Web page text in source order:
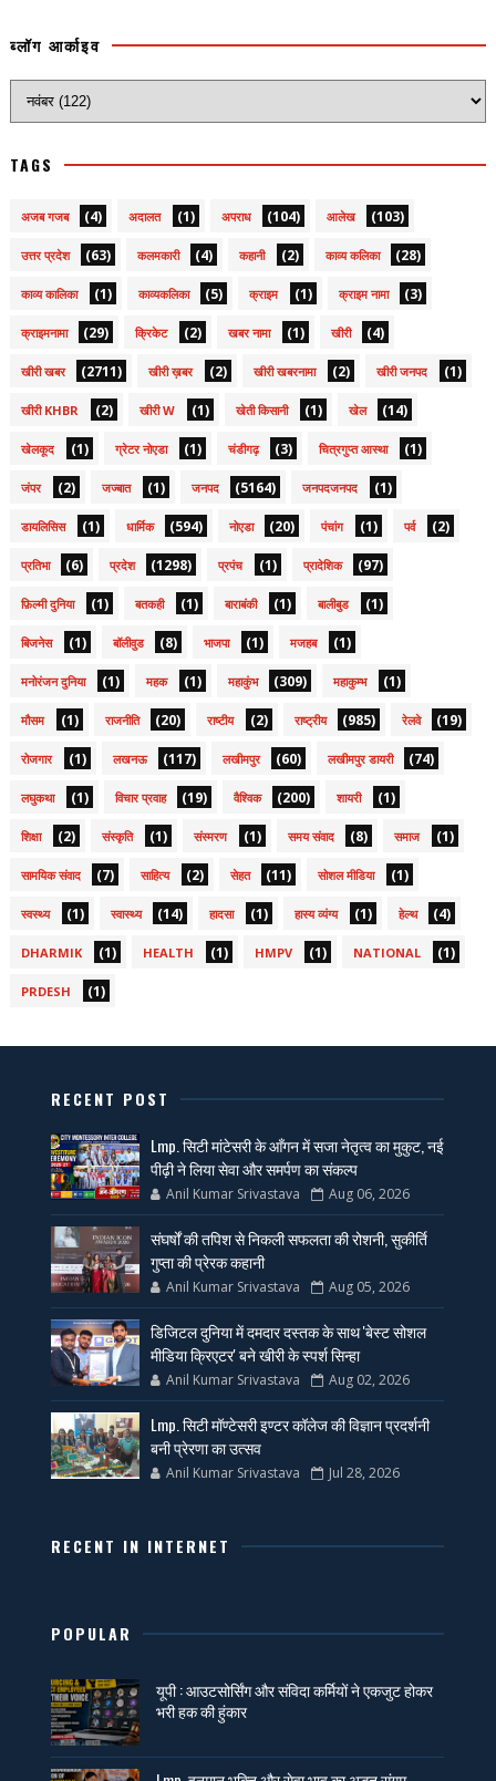
ब्लॉग आर्काइव
TAGS
अजब गजब (4) अदालत (1) अपराध (104) आलेख (103)
उत्तर प्रदेश (63) कलमकारी (4) कहानी (2) काव्य कलिका (28)
काव्य कालिका (1) काव्यकलिका (5) क्राइम (1) क्राइम नामा (3)
क्राइमनामा (29) क्रिकेट (2) खबर नामा (1) खीरी (4)
खीरी खबर (2711) खीरी ख़बर (2) खीरी खबरनामा (2) खीरी जनपद (1)
खीरी KHBR (2) खीरी W (1) खेती किसानी (1) खेल (14)
खेलकूद (1) ग्रेटर नोएडा (1) चंडीगढ़ (3) चित्रगुप्त आस्था (1)
जंपर (2) जज्बात (1) जनपद (5164) जनपदजनपद (1)
डायलिसिस (1) धार्मिक (594) नोएडा (20) पंचांग (1) पर्व (2)
प्रतिभा (6) प्रदेश (1298) प्रपंच (1) प्रादेशिक (97)
फ़िल्मी दुनिया (1) बतकही (1) बाराबंकी (1) बालीबुड (1)
बिजनेस (1) बॉलीवुड (8) भाजपा (1) मजहब (1)
मनोरंजन दुनिया (1) महक (1) महाकुंभ (309) महाकुम्भ (1)
मौसम (1) राजनीति (20) राष्टीय (2) राष्ट्रीय (985) रेलवे (19)
रोजगार (1) लखनऊ (117) लखीमपुर (60) लखीमपुर डायरी (74)
लघुकथा (1) विचार प्रवाह (19) वैश्विक (200) शायरी (1)
शिक्षा (2) संस्कृति (1) संस्मरण (1) समय संवाद (8) समाज (1)
सामयिक संवाद (7) साहित्य (2) सेहत (11) सोशल मीडिया (1)
स्वस्थ्य (1) स्वास्थ्य (14) हादसा (1) हास्य व्यंग्य (1) हेल्थ (4)
DHARMIK (1) HEALTH (1) HMPV (1) NATIONAL (1)
PRDESH (1)
RECENT POST
Lmp. सिटी मांटेसरी के आँगन में सजा नेतृत्व का मुकुट, नई
पीढ़ी ने लिया सेवा और समर्पण का संकल्प
Anil Kumar Srivastava Aug 06, 2026
संघर्षों की तपिश से निकली सफलता की रोशनी, सुकीर्ति
गुप्ता की प्रेरक कहानी
Anil Kumar Srivastava Aug 05, 2026
डिजिटल दुनिया में दमदार दस्तक के साथ 'बेस्ट सोशल
मीडिया क्रिएटर' बने खीरी के स्पर्श सिन्हा
Anil Kumar Srivastava Aug 02, 2026
Lmp. सिटी मॉण्टेसरी इण्टर कॉलेज की विज्ञान प्रदर्शनी
बनी प्रेरणा का उत्सव
Anil Kumar Srivastava Jul 28, 2026
RECENT IN INTERNET
POPULAR
यूपी : आउटसोर्सिंग और संविदा कर्मियों ने एकजुट होकर
भरी हक की हुंकार